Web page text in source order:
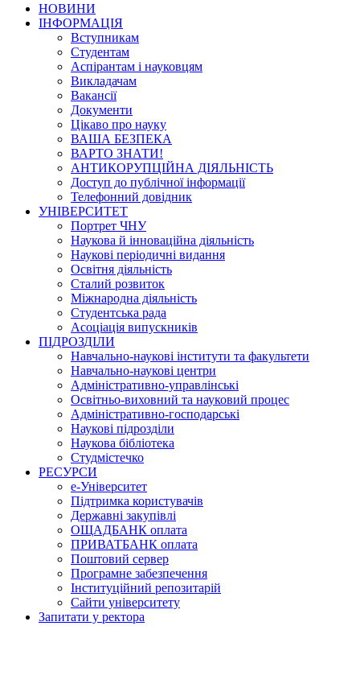
НОВИНИ
ІНФОРМАЦІЯ
Вступникам
Студентам
Аспірантам і науковцям
Викладачам
Вакансії
Документи
Цікаво про науку
ВАША БЕЗПЕКА
ВАРТО ЗНАТИ!
АНТИКОРУПЦІЙНА ДІЯЛЬНІСТЬ
Доступ до публічної інформації
Телефонний довідник
УНІВЕРСИТЕТ
Портрет ЧНУ
Наукова й інноваційна діяльність
Наукові періодичні видання
Освітня діяльність
Сталий розвиток
Міжнародна діяльність
Студентська рада
Асоціація випускників
ПІДРОЗДІЛИ
Навчально-наукові інститути та факультети
Навчально-наукові центри
Адміністративно-управлінські
Освітньо-виховний та науковий процес
Адміністративно-господарські
Наукові підрозділи
Наукова бібліотека
Студмістечко
РЕСУРСИ
е-Університет
Підтримка користувачів
Державні закупівлі
ОЩАДБАНК оплата
ПРИВАТБАНК оплата
Поштовий сервер
Програмне забезпечення
Інституційний репозитарій
Сайти університету
Запитати у ректора